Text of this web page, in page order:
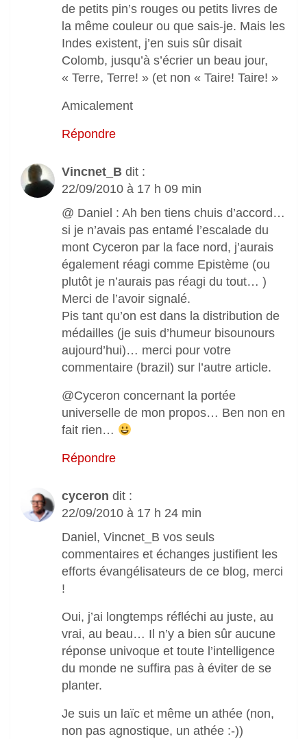
de petits pin’s rouges ou petits livres de
la même couleur ou que sais-je. Mais les
Indes existent, j’en suis sûr disait
Colomb, jusqu’à s’écrier un beau jour,
« Terre, Terre! » (et non « Taire! Taire! »
Amicalement
Répondre
Vincnet_B dit :
22/09/2010 à 17 h 09 min
@ Daniel : Ah ben tiens chuis d’accord…
si je n’avais pas entamé l’escalade du
mont Cyceron par la face nord, j’aurais
également réagi comme Epistème (ou
plutôt je n’aurais pas réagi du tout… )
Merci de l’avoir signalé.
Pis tant qu’on est dans la distribution de
médailles (je suis d’humeur bisounours
aujourd’hui)… merci pour votre
commentaire (brazil) sur l’autre article.
@Cyceron concernant la portée
universelle de mon propos… Ben non en
fait rien…
Répondre
cyceron dit :
22/09/2010 à 17 h 24 min
Daniel, Vincnet_B vos seuls
commentaires et échanges justifient les
efforts évangélisateurs de ce blog, merci
!
Oui, j’ai longtemps réfléchi au juste, au
vrai, au beau… Il n’y a bien sûr aucune
réponse univoque et toute l’intelligence
du monde ne suffira pas à éviter de se
planter.
Je suis un laïc et même un athée (non,
non pas agnostique, un athée :-))